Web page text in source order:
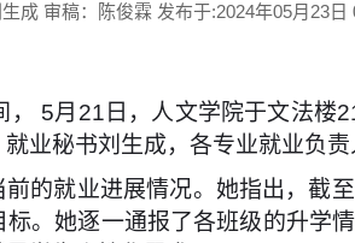
成 审稿：陈俊霖 发布于:2024年05月23日
， 5月 21 日，人文学院于文法楼
业秘书刘生成，各专业就业负责
的就业进展情况。她指出，截
。她逐一通报了各班级的升学